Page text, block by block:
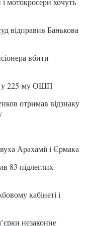
відправив Банькова
вбити
у 225-му ОШП
отримав відзнаку
Арахамії і Єрмака
83 підлеглих
кабінеті і
незаконне